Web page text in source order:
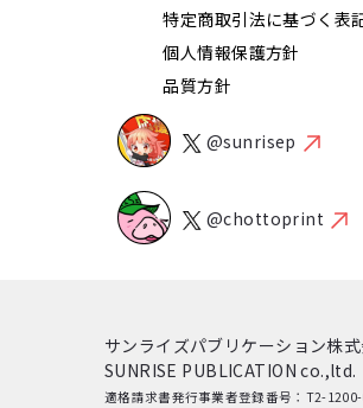
特定商取引法に基づく表
個人情報保護方針
品質方針
@sunrisep
@chottoprint
サンライズパブリケーション株
SUNRISE PUBLICATION co.,ltd.
適格請求書発行事業者登録番号：T2-